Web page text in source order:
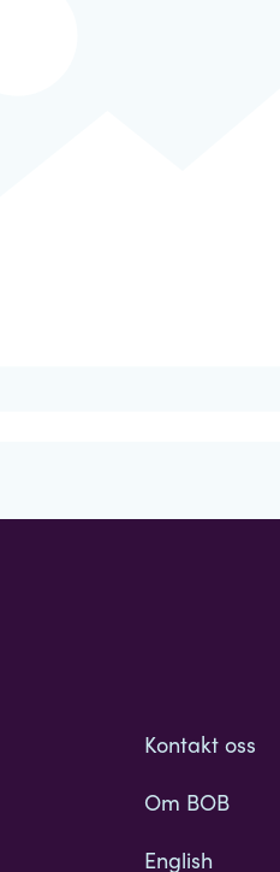
Kontakt oss
Om BOB
English